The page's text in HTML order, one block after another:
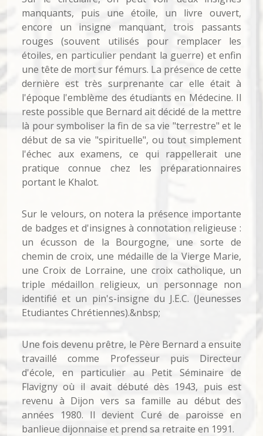
manquants, puis une étoile, un livre ouvert,
encore un insigne manquant, trois passants
rouges (souvent utilisés pour remplacer les
étoiles, en particulier pendant la guerre) et enfin
une tête de mort sur fémurs. La présence de cette
dernière est très surprenante car elle était à
l'époque l'emblème des étudiants en Médecine. Il
reste possible que Bernard ait décidé de la mettre
là pour symboliser la fin de sa vie "terrestre" et le
début de sa vie "spirituelle", ou tout simplement
l'échec aux examens, ce qui rappellerait une
pratique connue chez les préparationnaires
portant le Khalot.
Sur le velours, on notera la présence importante
de badges et d'insignes à connotation religieuse :
un écusson de la Bourgogne, une sorte de
chemin de croix, une médaille de la Vierge Marie,
une Croix de Lorraine, une croix catholique, un
triple médaillon religieux, un personnage non
identifié et un pin's-insigne du J.E.C. (Jeunesses
Etudiantes Chrétiennes).&nbsp;
Une fois devenu prêtre, le Père Bernard a ensuite
travaillé comme Professeur puis Directeur
d'école, en particulier au Petit Séminaire de
Flavigny où il avait débuté dès 1943, puis est
revenu à Dijon vers sa famille au début des
années 1980. Il devient Curé de paroisse en
banlieue dijonnaise et prend sa retraite en 1991.